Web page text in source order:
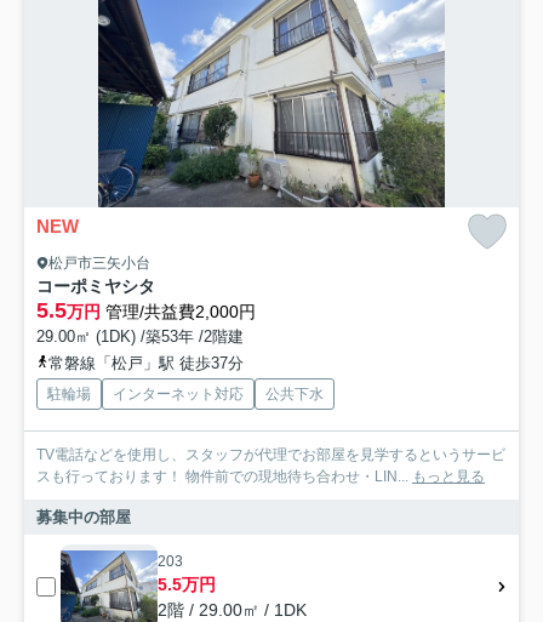
NEW
松戸市三矢小台
コーポミヤシタ
5.5万円 管理/共益費2,000円
29.00㎡ (1DK) /築53年 /2階建
常磐線「松戸」駅 徒歩37分
駐輪場 インターネット対応 公共下水
TV電話などを使用し、スタッフが代理でお部屋を見学するというサービ
スも行っております！ 物件前での現地待ち合わせ・LIN... もっと見る
募集中の部屋
203
5.5万円
2階 / 29.00㎡ / 1DK